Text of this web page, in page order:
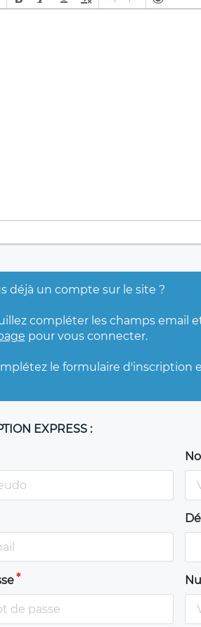
déjà un compte sur le site ?
compléter les champs email
pour vous connecter.
le formulaire d'inscription
EXPRESS :